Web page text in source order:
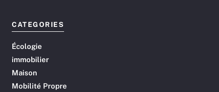
CATEGORIES
Écologie
immobilier
Maison
Mobilité Propre